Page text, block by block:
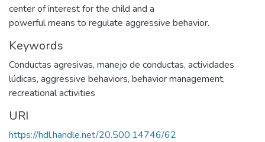
center of interest for the child and a
powerful means to regulate aggressive behavior.
Keywords
Conductas agresivas, manejo de conductas, actividades
lúdicas, aggressive behaviors, behavior management,
recreational activities
URI
https://hdl.handle.net/20.500.14746/62